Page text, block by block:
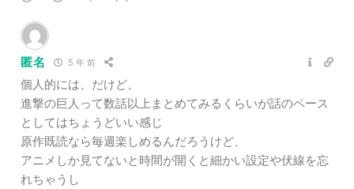
匿名 5 年 前
個人的には、だけど、
進撃の巨人って数話以上まとめてみるくらいが話のペース
としてはちょうどいい感じ
原作既読なら毎週楽しめるんだろうけど、
アニメしか見てないと時間が開くと細かい設定や伏線を忘
れちゃうし